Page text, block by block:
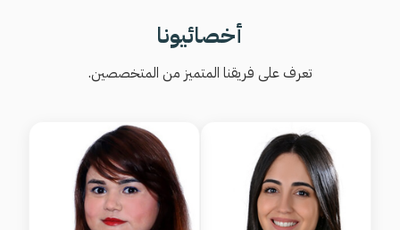
أخصائيونا
تعرف على فريقنا المتميز من المتخصصين.